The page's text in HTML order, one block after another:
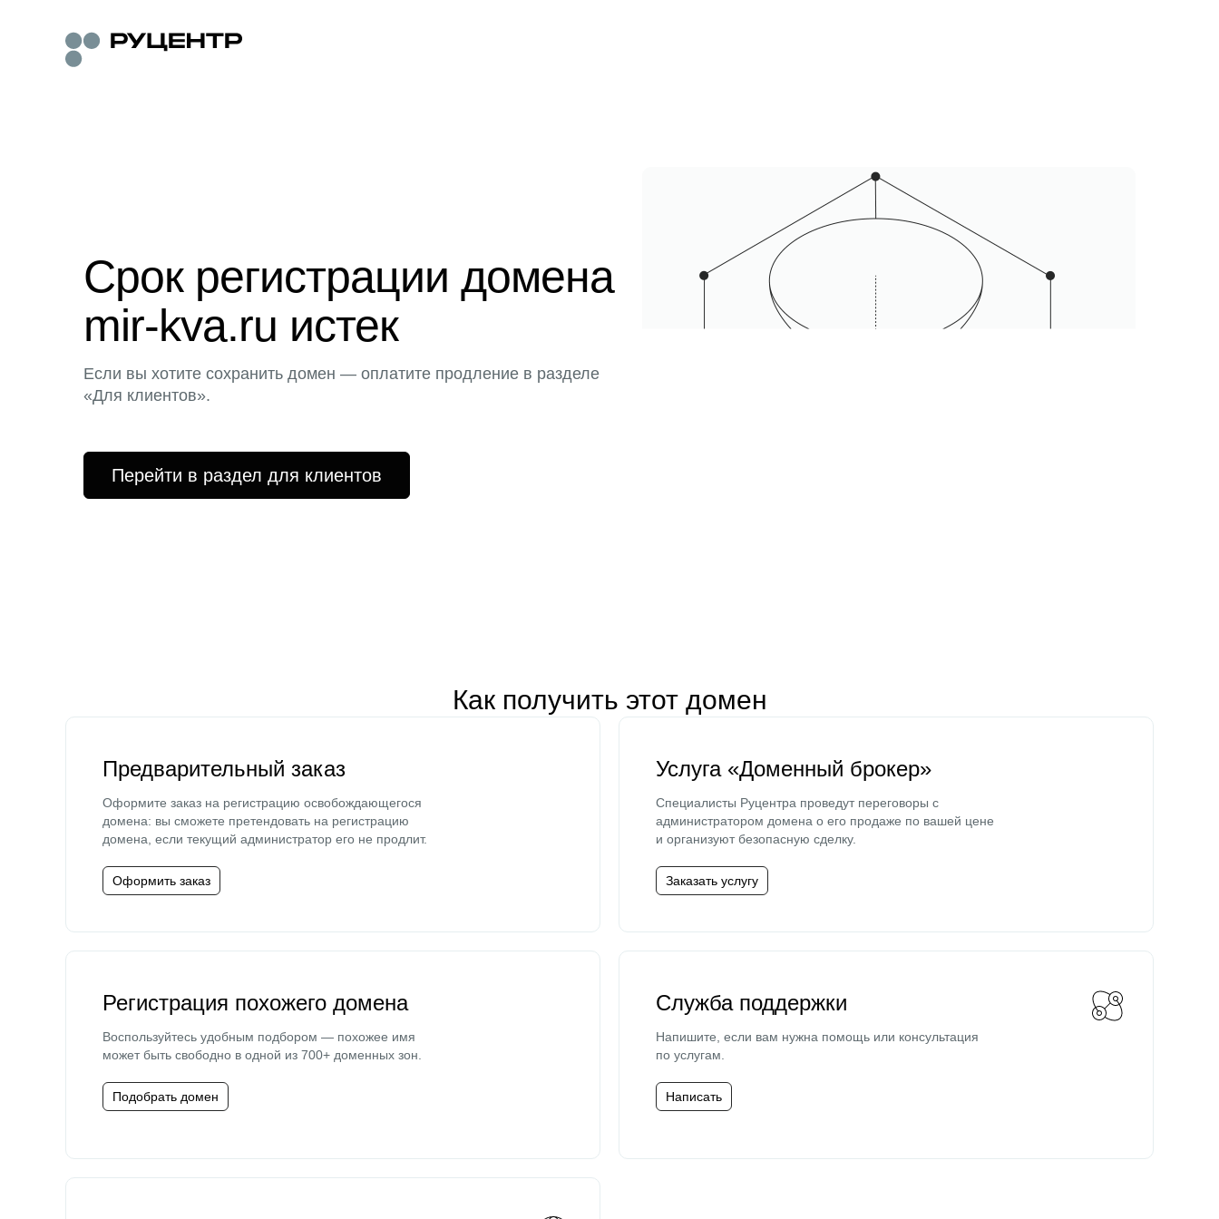
Срок регистрации домена
mir-kva.ru истек
Если вы хотите сохранить домен — оплатите продление в разделе
«Для клиентов».
Перейти в раздел для клиентов
Как получить этот домен
Предварительный заказ
Оформите заказ на регистрацию освобождающегося
домена: вы сможете претендовать на регистрацию
домена, если текущий администратор его не продлит.
Оформить заказ
Услуга «Доменный брокер»
Специалисты Руцентра проведут переговоры с
администратором домена о его продаже по вашей цене
и организуют безопасную сделку.
Заказать услугу
Регистрация похожего домена
Воспользуйтесь удобным подбором — похожее имя
может быть свободно в одной из 700+ доменных зон.
Подобрать домен
Служба поддержки
Напишите, если вам нужна помощь или консультация
по услугам.
Написать